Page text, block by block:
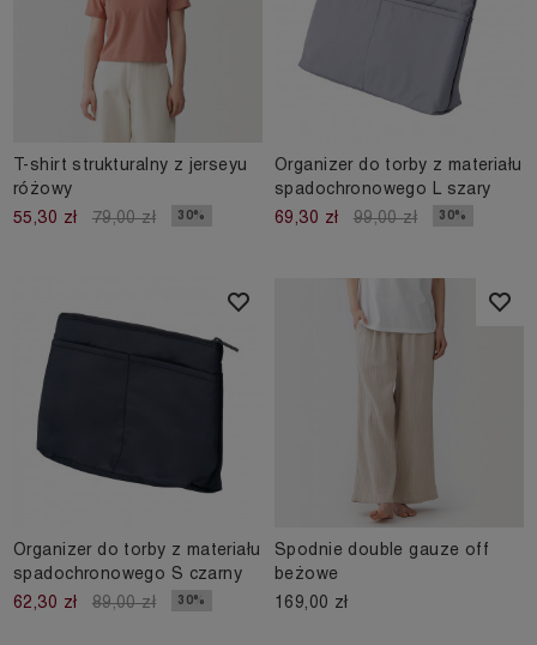
T-shirt strukturalny z jerseyu
różowy
55,30 zł
79,00 zł 30%
Organizer do torby z materiału
spadochronowego L szary
69,30 zł
99,00 zł 30%
Organizer do torby z materiału
spadochronowego S czarny
62,30 zł
89,00 zł 30%
Spodnie double gauze off
beżowe
169,00 zł